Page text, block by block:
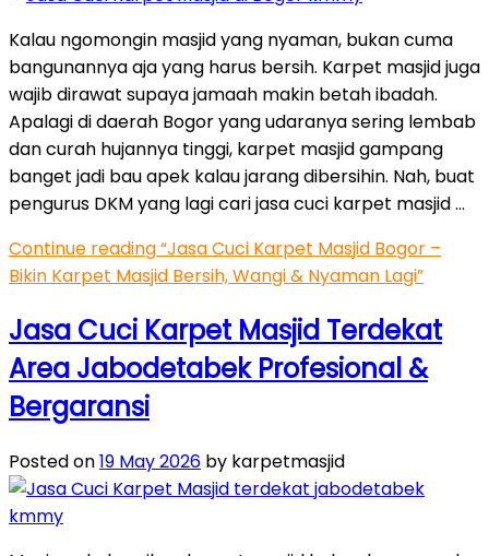
Kalau ngomongin masjid yang nyaman, bukan cuma
bangunannya aja yang harus bersih. Karpet masjid juga
wajib dirawat supaya jamaah makin betah ibadah.
Apalagi di daerah Bogor yang udaranya sering lembab
dan curah hujannya tinggi, karpet masjid gampang
banget jadi bau apek kalau jarang dibersihin. Nah, buat
pengurus DKM yang lagi cari jasa cuci karpet masjid …
Continue reading“Jasa Cuci Karpet Masjid Bogor –
Bikin Karpet Masjid Bersih, Wangi & Nyaman Lagi”
Jasa Cuci Karpet Masjid Terdekat
Area Jabodetabek Profesional &
Bergaransi
Posted on19 May 2026 by karpetmasjid